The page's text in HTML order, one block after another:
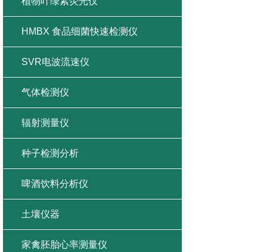
HMBX 食品细菌快速检测仪
SVR电波流速仪
气体检测仪
辐射测量仪
种子检测分析
啤酒饮料分析仪
土壤仪器
家禽胚胎心率测量仪